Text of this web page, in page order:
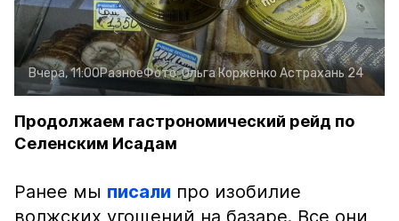
Вчера, 11:00РазноеФото:Ольга Корженко Астрахань 24
Продолжаем гастрономический рейд по
Селенским Исадам
Ранее мы писали про изобилие
волжских угощений на базаре. Все они